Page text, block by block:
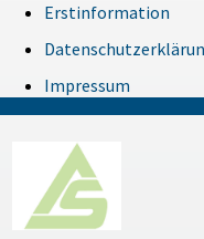
Erstinformation
Impressum